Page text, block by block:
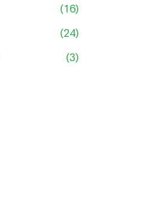
(16)
(24)
(3)